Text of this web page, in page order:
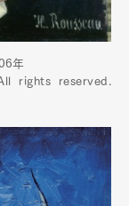
年
rights reserved.